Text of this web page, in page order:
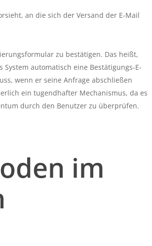
an die sich der Versand der E-Mail
zu bestätigen. Das heißt,
automatisch eine Bestätigungs-E-
wenn er seine Anfrage abschließen
ein tugendhafter Mechanismus, da es
durch den Benutzer zu überprüfen.
im